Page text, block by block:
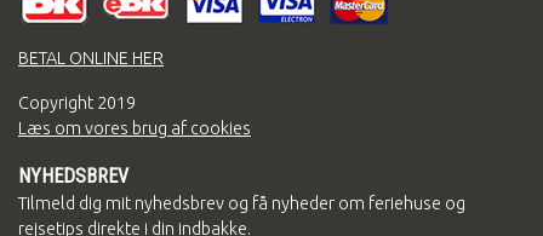
BETAL ONLINE HER
Copyright 2019
Læs om vores brug af cookies
NYHEDSBREV
Tilmeld dig mit nyhedsbrev og få nyheder om feriehuse og
rejsetips direkte i din indbakke.